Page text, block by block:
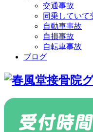
交通事故
同乗していて
自動車事故
自損事故
自転車事故
ブログ